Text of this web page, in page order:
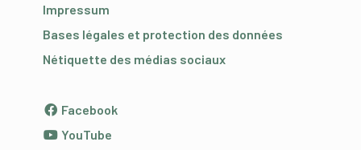
Impressum
Bases légales et protection des données
Nétiquette des médias sociaux
Facebook
YouTube